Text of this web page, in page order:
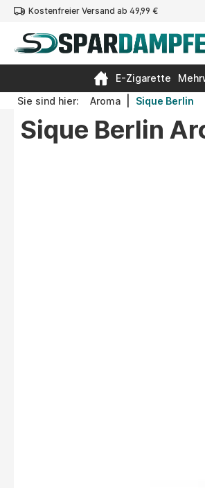
Zur Hauptnavigation
Kostenfreier Versand ab 49,99 €
E-Zigarette
Sie sind hier:
Aroma Sique Berlin
Sique Berlin